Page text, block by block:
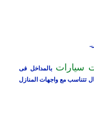
سيارات بالمداخل فى
تتناسب مع واجهات المنازل